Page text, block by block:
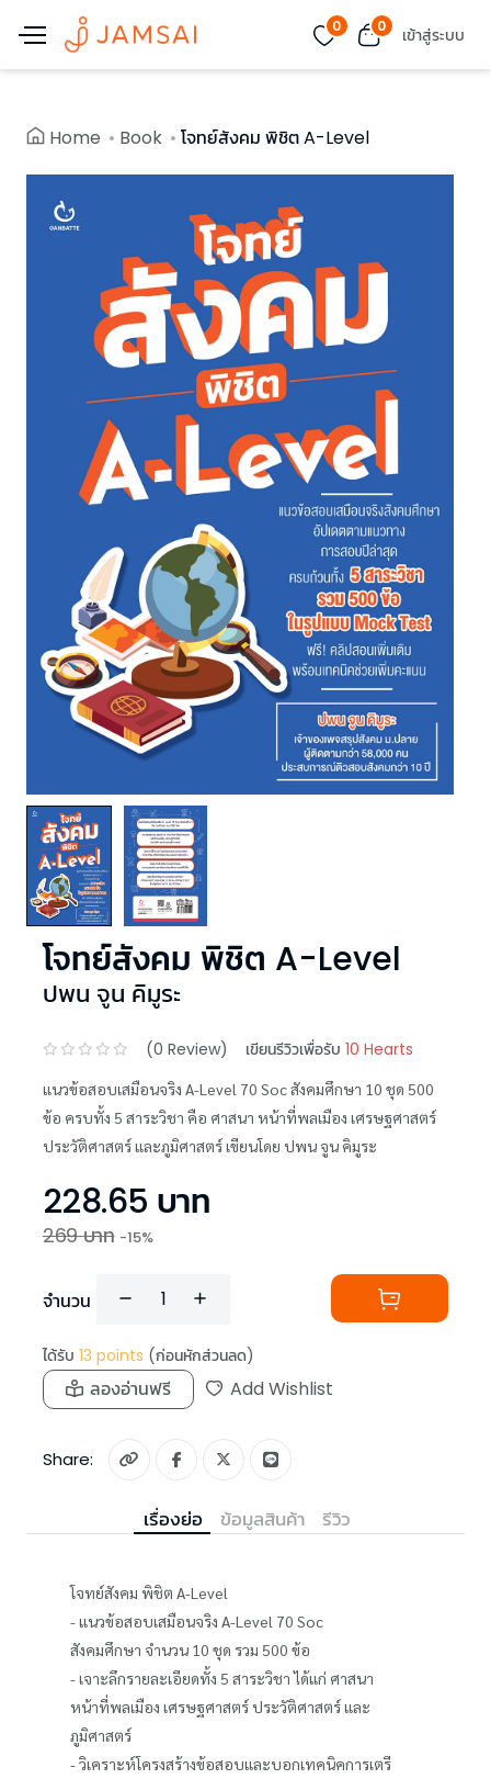
0 0 เข้าสู่ระบบ
Home Book โจทย์สังคม พิชิต A-Level
โจทย์สังคม พิชิต A-Level
ปพน จูน คิมูระ
(0 Review) เขียนรีวิวเพื่อรับ 10 Hearts
แนวข้อสอบเสมือนจริง A-Level 70 Soc สังคมศึกษา 10 ชุด 500
ข้อ ครบทั้ง 5 สาระวิชา คือ ศาสนา หน้าที่พลเมือง เศรษฐศาสตร์
ประวัติศาสตร์ และภูมิศาสตร์ เขียนโดย ปพน จูน คิมูระ
228.65 บาท
269บาท -15%
จำนวน
ได้รับ 13 points (ก่อนหักส่วนลด)
ลองอ่านฟรี Add Wishlist
Share:
เรื่องย่อ ข้อมูลสินค้า รีวิว
โจทย์สังคม พิชิต A-Level
- แนวข้อสอบเสมือนจริง A-Level 70 Soc
สังคมศึกษา จำนวน 10 ชุด รวม 500 ข้อ
- เจาะลึกรายละเอียดทั้ง 5 สาระวิชา ได้แก่ ศาสนา
หน้าที่พลเมือง เศรษฐศาสตร์ ประวัติศาสตร์ และ
ภูมิศาสตร์
- วิเคราะห์โครงสร้างข้อสอบและบอกเทคนิคการเตรี